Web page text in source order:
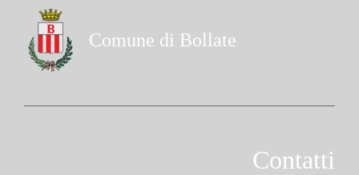
Comune di Bollate
Contatti